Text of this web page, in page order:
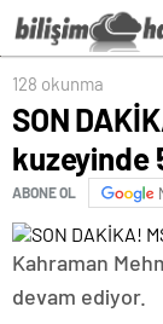
128 okunma
SON
kuzeyinde
ABONE OL
Kahraman
devam ediyor.